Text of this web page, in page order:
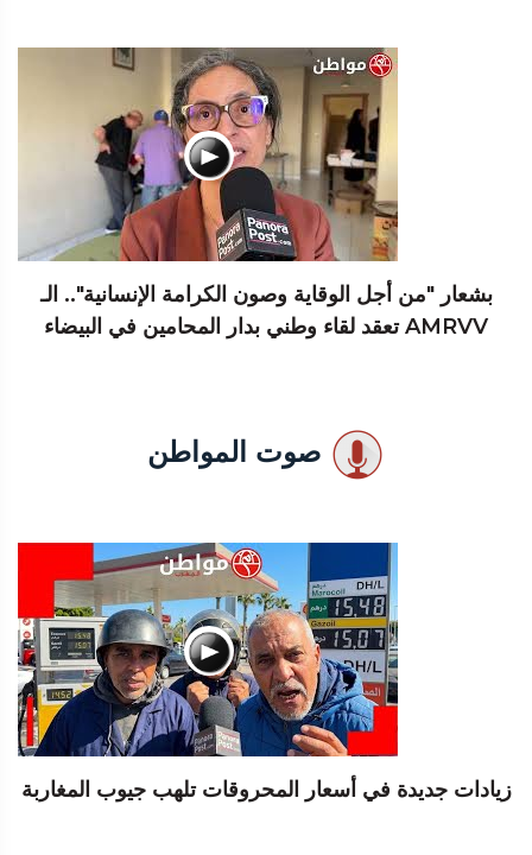
بشعار "من أجل الوقاية وصون الكرامة الإنسانية".. الـ
AMRVV تعقد لقاء وطني بدار المحامين في البيضاء
صوت المواطن
زيادات جديدة في أسعار المحروقات تلهب جيوب المغاربة